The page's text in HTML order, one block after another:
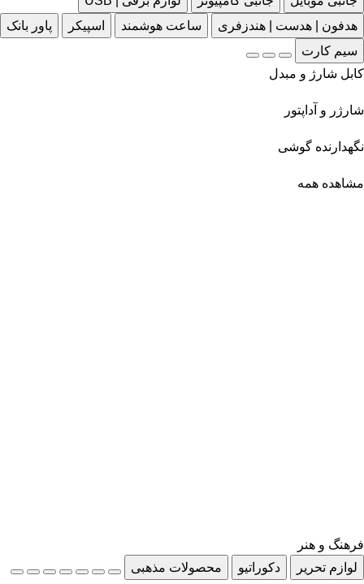
هدفون | هدست | هندزفری
ساعت هوشمند اسپیکر
پاور بانک
سیم کارت
کابل شارژ و مبدل
شارژر و آداپتور
نگهدارنده گوشی
مشاهده همه
فرهنگ و هنر
لوازم تحریر
دکوراتیو محصولات مذهبی